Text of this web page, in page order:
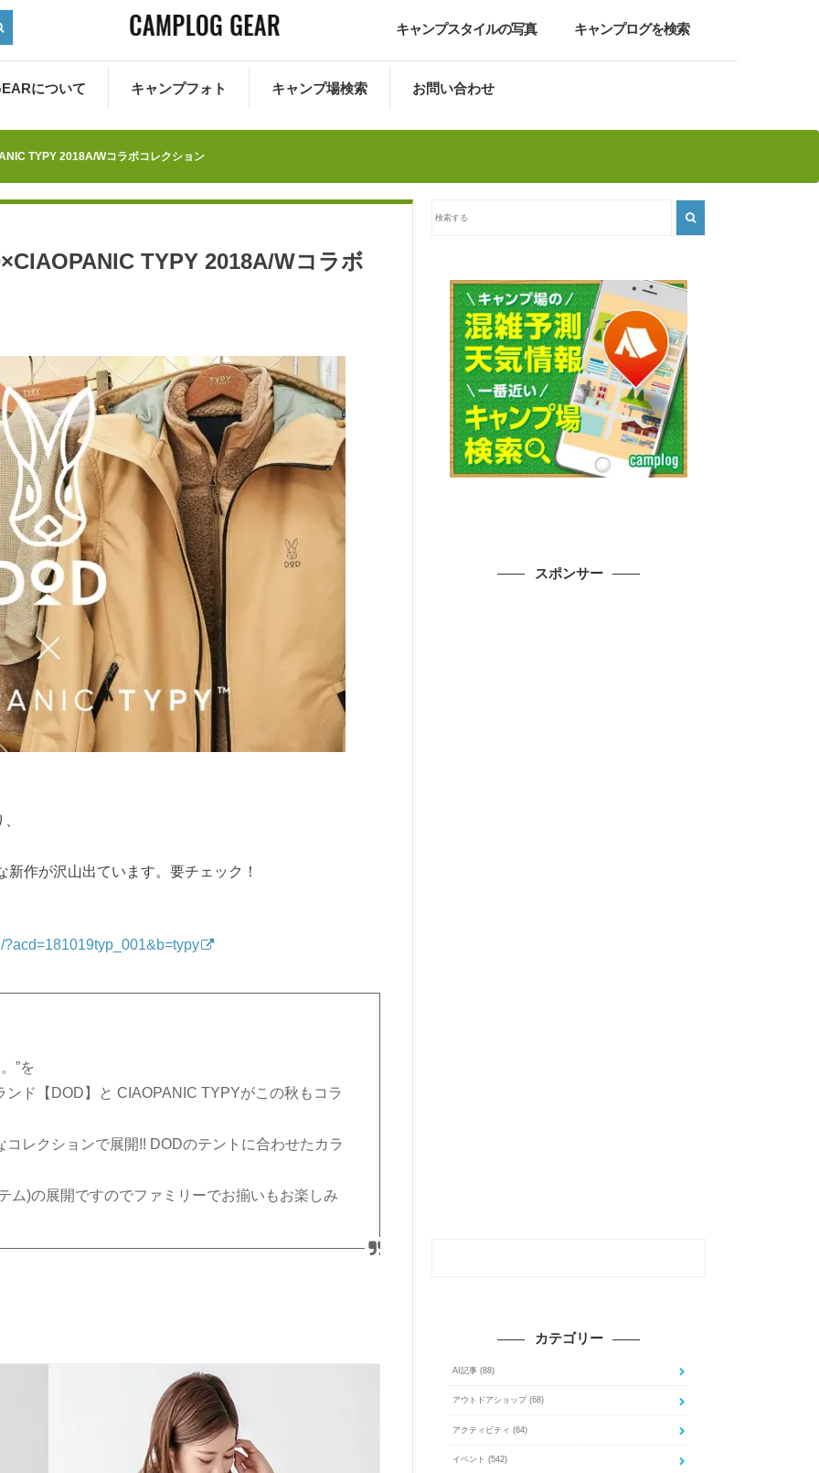
キャンプスタイルの写真 キャンプログを検索
について キャンプフォト キャンプ場検索 お問い合わせ
TYPY 2018A/Wコラボコレクション
TYPY 2018A/Wコラボ
作が沢山出ています。要チェック！
”を
ド【DOD】と CIAOPANIC TYPYがこの秋もコラ
レクションで展開!! DODのテントに合わせたカラ
ム)の展開ですのでファミリーでお揃いもお楽しみ
スポンサー
カテゴリー
AI記事 (88)
アウトドアショップ (68)
アクティビティ (64)
イベント (542)